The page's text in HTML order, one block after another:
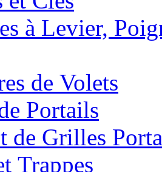
à Levier,
de Volets
Portails
de Grilles
Trappes